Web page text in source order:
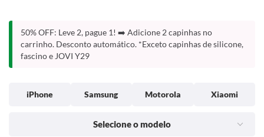
50% OFF: Leve 2, pague 1! ➡️ Adicione 2 capinhas no
carrinho. Desconto automático. *Exceto capinhas de silicone,
fascino e JOVI Y29
iPhone Samsung Motorola Xiaomi
Selecione o modelo